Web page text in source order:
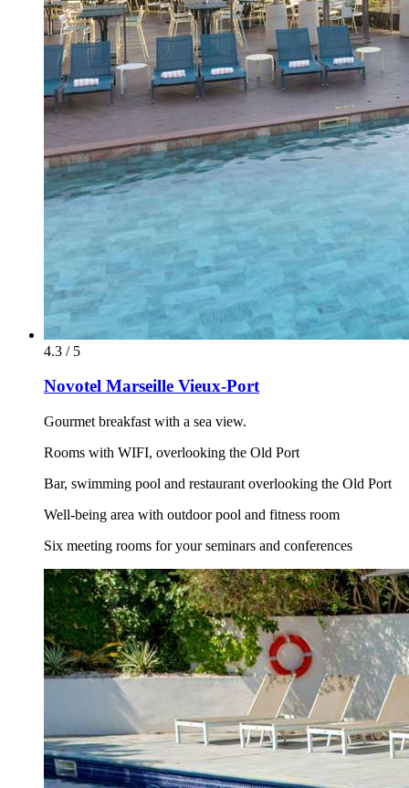
4.3 / 5
Novotel Marseille Vieux-Port
Gourmet breakfast with a sea view.
Rooms with WIFI, overlooking the Old Port
Bar, swimming pool and restaurant overlooking the Old Port
Well-being area with outdoor pool and fitness room
Six meeting rooms for your seminars and conferences